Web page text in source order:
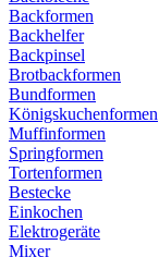
Backformen
Backhelfer
Backpinsel
Brotbackformen
Bundformen
Königskuchenformen
Muffinformen
Springformen
Tortenformen
Bestecke
Einkochen
Elektrogeräte
Mixer